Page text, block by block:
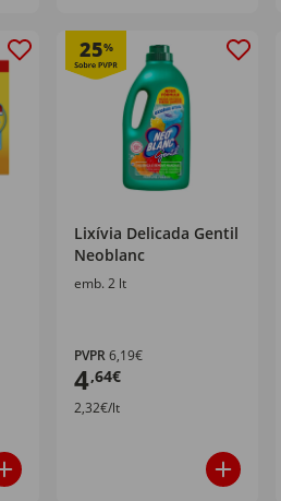
25%
Lixívia Delicada Gentil
Neoblanc
emb. 2 lt
PVPR6,19€
4,64€
2,32€/lt